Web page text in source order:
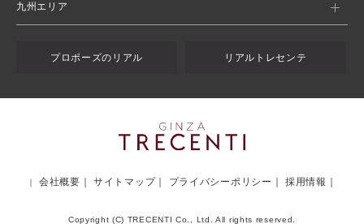
九州エリア
プロポーズのリアル リアルトレセンテ
会社概要 サイトマップ プライバシーポリシー 採用情報
Copyright (C) TRECENTI Co., Ltd. All rights reserved.